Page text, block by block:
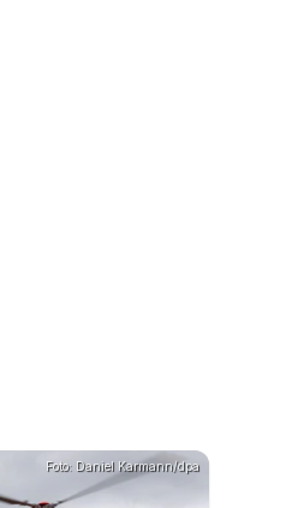
Foto: Daniel Karmann/dpa